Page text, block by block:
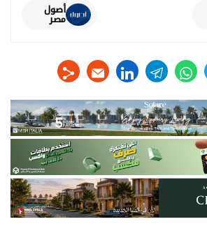
أصول
مصر
whats
telegram
linkedin